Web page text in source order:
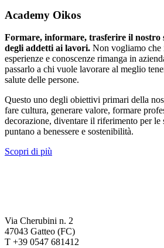
Academy Oikos
Formare, informare, trasferire il nostro
degli addetti ai lavori. Non vogliamo che
esperienze e conoscenze rimanga in
passarlo a chi vuole lavorare al meglio
salute delle persone.
Questo uno degli obiettivi primari della
fare cultura, generare valore, formare
decorazione, diventare il riferimento per
puntano a benessere e sostenibilità.
Scopri di più
Via Cherubini n. 2
47043 Gatteo (FC)
T +39 0547 681412